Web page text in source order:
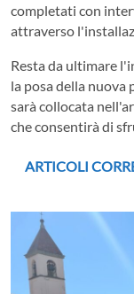
completati con
attraverso
Resta da ultimare
la posa della nuova
sarà collocata
che consentirà di
ARTICOLI